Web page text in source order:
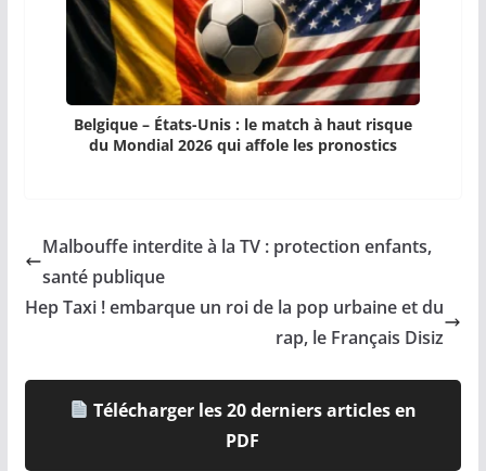
Belgique – États-Unis : le match à haut risque
du Mondial 2026 qui affole les pronostics
Malbouffe interdite à la TV : protection enfants,
santé publique
Hep Taxi ! embarque un roi de la pop urbaine et du
rap, le Français Disiz
Télécharger les 20 derniers articles en
PDF